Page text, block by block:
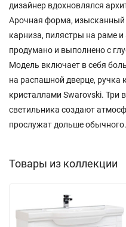
дизайнер вдохновлялся
Арочная форма, изысканный
карниза, пилястры на раме и
продумано и выполнено с
Модель включает в себя
на распашной дверце, ручка
кристаллами Swarovski. Три
светильника создают
прослужат дольше обычного.
Товары из коллекции